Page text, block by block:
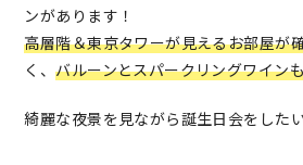
ンがあります！
高層階＆東京タワーが見えるお部屋が
く、バルーンとスパークリングワイン
綺麗な夜景を見ながら誕生日会をした